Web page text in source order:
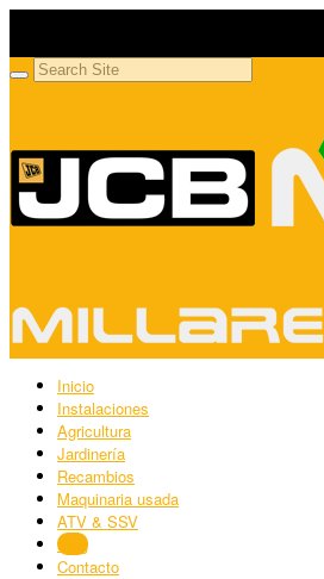
Inicio
Instalaciones
Agricultura
Jardinería
Recambios
Maquinaria usada
ATV & SSV
Blog
Contacto